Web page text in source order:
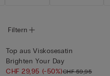
Filtern
Top aus Viskosesatin
Brighten Your Day
CHF 29,95 (-50%)CHF 59,95